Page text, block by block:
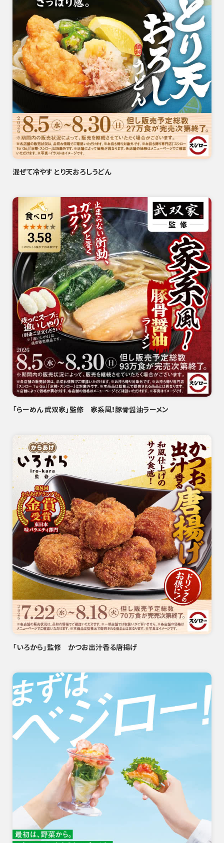
混ぜて冷やす とり天おろしうどん
「らーめん 武双家」監修 家系風！豚骨醤油ラーメン
「いろから」監修 かつお出汁香る唐揚げ